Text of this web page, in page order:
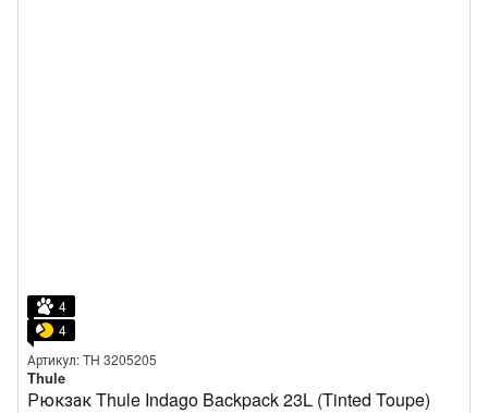
4
4
Артикул: TH 3205205
Thule
Рюкзак Thule Indago Backpack 23L (Tinted Toupe)